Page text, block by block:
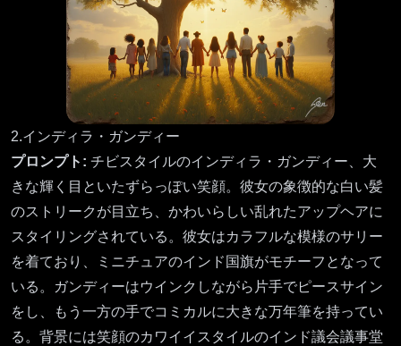
2.インディラ・ガンディー
プロンプト: チビスタイルのインディラ・ガンディー、大
きな輝く目といたずらっぽい笑顔。彼女の象徴的な白い髪
のストリークが目立ち、かわいらしい乱れたアップヘアに
スタイリングされている。彼女はカラフルな模様のサリー
を着ており、ミニチュアのインド国旗がモチーフとなって
いる。ガンディーはウインクしながら片手でピースサイン
をし、もう一方の手でコミカルに大きな万年筆を持ってい
る。背景には笑顔のカワイイスタイルのインド議会議事堂